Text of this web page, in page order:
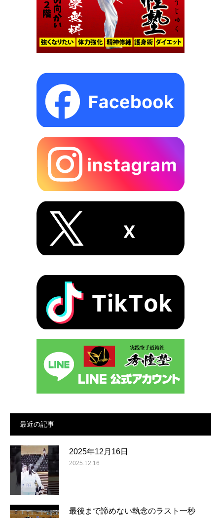
最近の記事
2025年12月16日
2025.12.16
最後まで諦めない執念のラスト一秒